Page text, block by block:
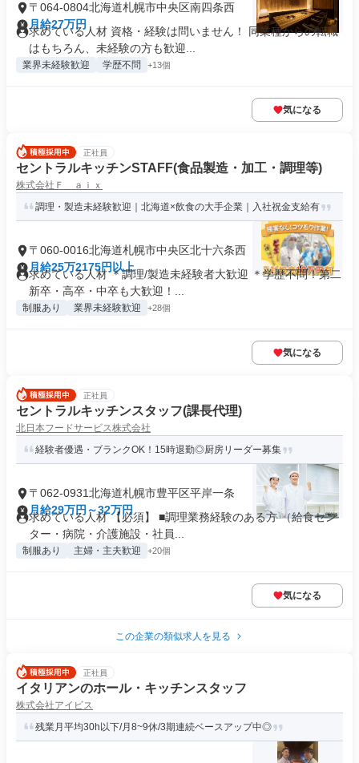
〒064-0804北海道札幌市中央区南四条西
月給27万円
求めている人材 資格・経験は問いません！ 同業種からの転職
はもちろん、未経験の方も歓迎...
業界未経験歓迎 学歴不問 +13個
気になる
正社員
セントラルキッチンSTAFF(食品製造・加工・調理等)
株式会社Ｆ ａｉｘ
調理・製造未経験歓迎｜北海道×飲食の大手企業｜入社祝金支給有
〒060-0016北海道札幌市中央区北十六条西
月給25万2175円以上
求めている人材 ＊調理/製造未経験者大歓迎 ＊学歴不問！第二
新卒・高卒・中卒も大歓迎！...
制服あり 業界未経験歓迎 +28個
気になる
正社員
セントラルキッチンスタッフ(課長代理)
北日本フードサービス株式会社
経験者優遇・ブランクOK！15時退勤◎厨房リーダー募集
〒062-0931北海道札幌市豊平区平岸一条
月給29万円～32万円
求めている人材 【必須】 ■調理業務経験のある方 （給食セン
ター・病院・介護施設・社員...
制服あり 主婦・主夫歓迎 +20個
気になる
この企業の類似求人を見る
正社員
イタリアンのホール・キッチンスタッフ
株式会社アイビス
残業月平均30h以下/月8~9休/3期連続ベースアップ中◎